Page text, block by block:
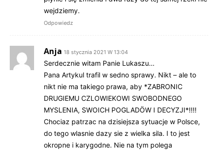
wejdziemy.
Odpowiedz
Anja 18 stycznia 2021 W 13:04
Serdecznie witam Panie Lukaszu…
Pana Artykul trafil w sedno sprawy. Nikt – ale to
nikt nie ma takiego prawa, aby *ZABRONIC
DRUGIEMU CZLOWIEKOWI SWOBODNEGO
MYSLENIA, SWOICH POGLADÖW I DECYZJI*!!!!
Chociaz patrzac na dzisiejsza sytuacje w Polsce,
do tego wlasnie dazy sie z wielka sila. I to jest
okropne i karygodne. Nie na tym polega